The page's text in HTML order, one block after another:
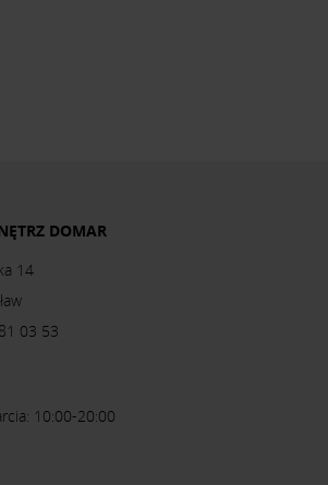
DOMAR
14
03 53
10:00-20:00